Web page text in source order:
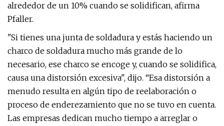
alrededor de un 10% cuando se solidifican, afirma
Pfaller.
"Si tienes una junta de soldadura y estás haciendo un
charco de soldadura mucho más grande de lo
necesario, ese charco se encoge y, cuando se solidifica,
causa una distorsión excesiva", dijo. “Esa distorsión a
menudo resulta en algún tipo de reelaboración o
proceso de enderezamiento que no se tuvo en cuenta.
Las empresas dedican mucho tiempo a arreglar o